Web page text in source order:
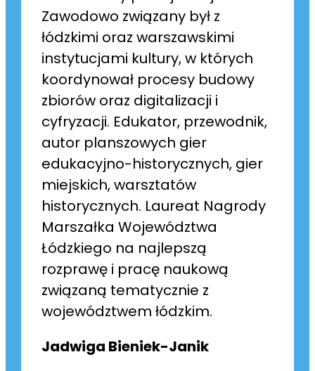
Zawodowo związany był z
łódzkimi oraz warszawskimi
instytucjami kultury, w których
koordynował procesy budowy
zbiorów oraz digitalizacji i
cyfryzacji. Edukator, przewodnik,
autor planszowych gier
edukacyjno-historycznych, gier
miejskich, warsztatów
historycznych. Laureat Nagrody
Marszałka Województwa
Łódzkiego na najlepszą
rozprawę i pracę naukową
związaną tematycznie z
województwem łódzkim.
Jadwiga Bieniek-Janik